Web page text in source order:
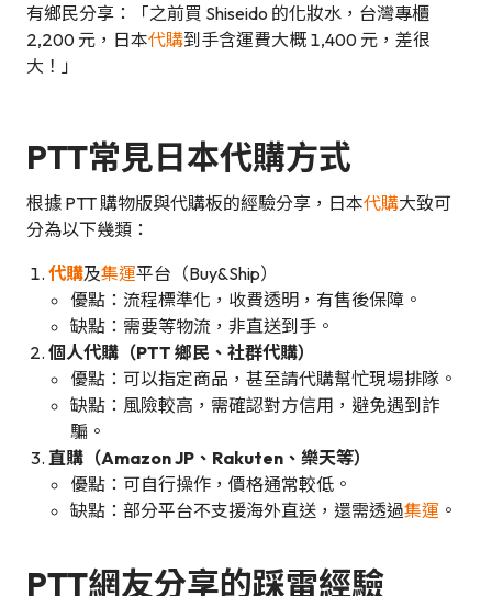
有鄉民分享：「之前買 Shiseido 的化妝水，台灣專櫃
2,200 元，日本代購到手含運費大概 1,400 元，差很
大！」
PTT常見日本代購方式
根據 PTT 購物版與代購板的經驗分享，日本代購大致可
分為以下幾類：
代購及集運平台（Buy&Ship）
優點：流程標準化，收費透明，有售後保障。
缺點：需要等物流，非直送到手。
個人代購（PTT 鄉民、社群代購）
優點：可以指定商品，甚至請代購幫忙現場排隊。
缺點：風險較高，需確認對方信用，避免遇到詐
騙。
直購（Amazon JP、Rakuten、樂天等）
優點：可自行操作，價格通常較低。
缺點：部分平台不支援海外直送，還需透過集運 。
PTT網友分享的踩雷經驗